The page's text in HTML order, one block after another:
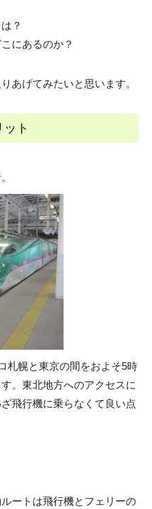
？
にあるのか？
あげてみたいと思います。
ト
札幌と東京の間をおよそ5時
。東北地方へのアクセスに
飛行機に乗らなくて良い点
ートは飛行機とフェリーの